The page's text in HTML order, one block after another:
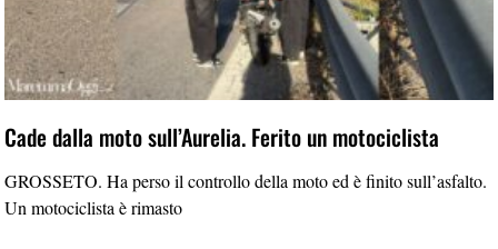
Cade dalla moto sull’Aurelia. Ferito un motociclista
GROSSETO. Ha perso il controllo della moto ed è finito sull’asfalto.
Un motociclista è rimasto